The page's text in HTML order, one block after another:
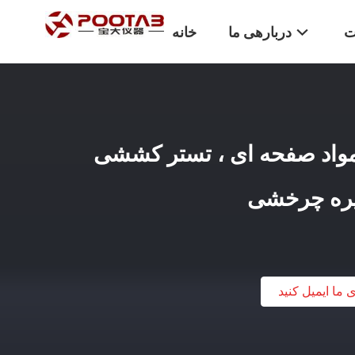
خانه دربارهی ما
صفحه ای ، تستر کششی
چرخشی
ما ایمیل کنید